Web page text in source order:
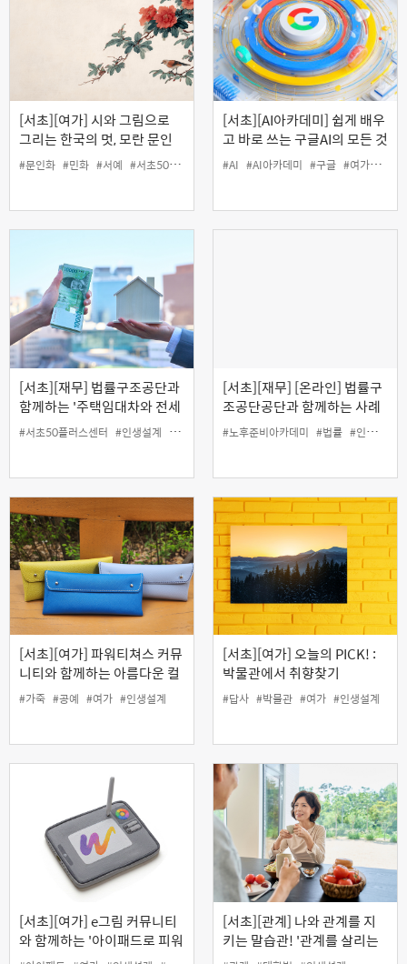
[서초][여가] 시와 그림으로
그리는 한국의 멋, 모란 문인
화 기초
#문인화 #민화 #서예 #서초50플러스센터 #여가 #인생설계
[서초][AI아카데미] 쉽게 배우
고 바로 쓰는 구글AI의 모든 것
#AI #AI아카데미 #구글 #여가 #인생
[서초][재무] 법률구조공단과
함께하는 '주택임대차와 전세
사기 피해예방' (오프라인)
#서초50플러스센터 #인생설계 #재무 #전세사기 #주택임대차
[서초][재무] [온라인] 법률구
조공단공단과 함께하는 사례
로 배우는 생활법률
#노후준비아카데미 #법률 #인생설계
[서초][여가] 파워티쳐스 커뮤
니티와 함께하는 아름다운 컬
러와 가죽의 콜라보! '나만의
가죽필통 만들기' (원데이)
#가죽 #공예 #여가 #인생설계
[서초][여가] 오늘의 PICK! :
박물관에서 취향찾기
#답사 #박물관 #여가 #인생설계
[서초][여가] e그림 커뮤니티
와 함께하는 '아이패드로 피워
내는 나만의 탄생화 그리기'
[서초][관계] 나와 관계를 지
키는 말습관! '관계를 살리는
품격 있는 대화 기술'